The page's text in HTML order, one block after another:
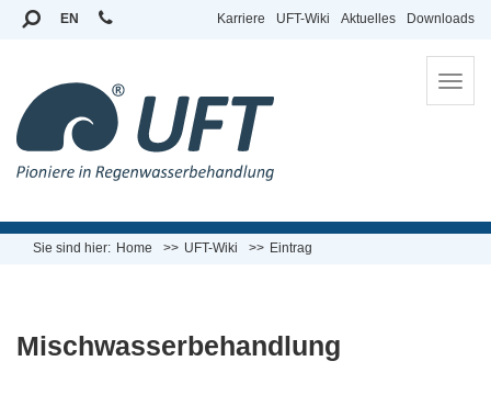
Karriere UFT-Wiki Aktuelles Downloads
EN
Sie sind hier: Home UFT-Wiki Eintrag
Mischwasserbehandlung